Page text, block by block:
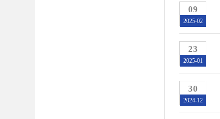
09
2025-02
23
2025-01
30
2024-12